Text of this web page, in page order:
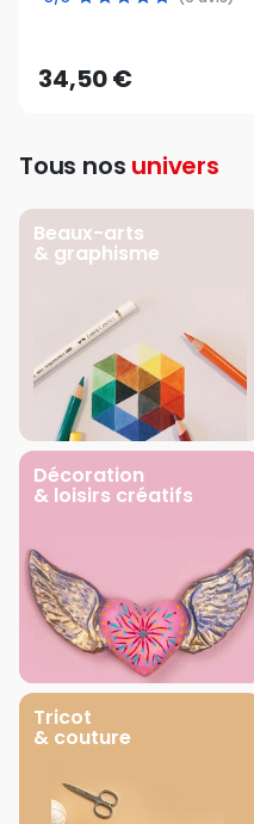
34,50 €
Tous nos univers
Beaux-arts
& graphisme
Décoration
& loisirs créatifs
Tricot
& couture